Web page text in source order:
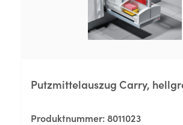
Putzmittelauszug Carry,
Produktnummer:8011023